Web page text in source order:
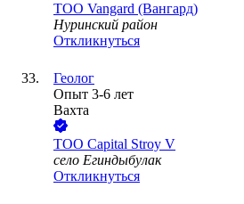
ТОО Vangard (Вангард)
Нуринский район
Откликнуться
Геолог
Опыт 3-6 лет
Вахта
ТОО Capital Stroy V
село Егиндыбулак
Откликнуться